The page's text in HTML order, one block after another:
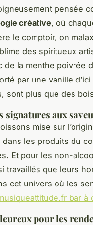
pensée
créative, où
le comptoir, on
des spiritueux
de la menthe poivrée
par une vanille
sont plus que des
signatures aux
mise sur
les produits du
Et pour les non-
travaillés que leurs
cet univers où les
bar à
pour les